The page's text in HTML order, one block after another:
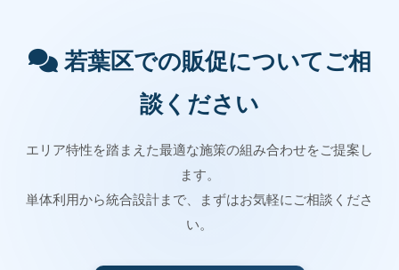
若葉区での販促についてご相
談ください
エリア特性を踏まえた最適な施策の組み合わせをご提案し
ます。
単体利用から統合設計まで、まずはお気軽にご相談くださ
い。